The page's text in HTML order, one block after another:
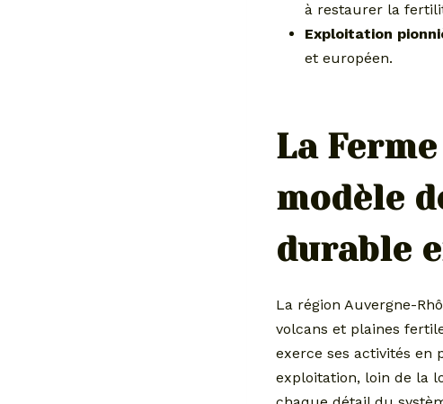
à restaurer la
Exploitation
et européen.
La
modèle
durable
La région Auvergne-
volcans et plaines
exerce ses activités en
exploitation, loin de la